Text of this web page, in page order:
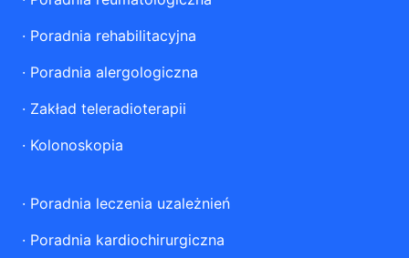
· Poradnia rehabilitacyjna
· Poradnia alergologiczna
· Zakład teleradioterapii
· Kolonoskopia
· Poradnia leczenia uzależnień
· Poradnia kardiochirurgiczna